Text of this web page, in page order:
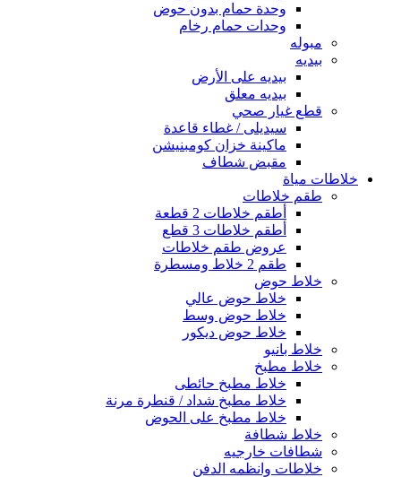
وحدة حمام بدون حوض
وحدات حمام رخام
مبوله
بيديه
بيديه على الأرض
بيديه معلق
قطع غيار صحي
سيديلى / غطاء قاعدة
ماكينة خزان كومبنيشن
مقبض شطاف
خلاطات مياة
طقم خلاطات
أطقم خلاطات 2 قطعة
أطقم خلاطات 3 قطع
عروض طقم خلاطات
طقم 2 خلاط ومسطرة
خلاط حوض
خلاط حوض عالي
خلاط حوض وسط
خلاط حوض ديكور
خلاط بانيو
خلاط مطبخ
خلاط مطبخ حائطى
خلاط مطبخ شداد / قنطرة مرنة
خلاط مطبخ على الحوض
خلاط شطافة
شطافات خارجيه
خلاطات وانظمه الدفن